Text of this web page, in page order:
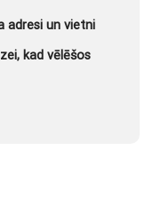
adresi un vietni
kad vēlēšos